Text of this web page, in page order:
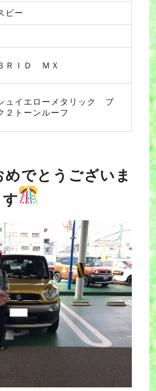
ビー
ＲＩＤ ＭＸ
ュイエローメタリック ブ
２トーンルーフ
めでとうございま
す